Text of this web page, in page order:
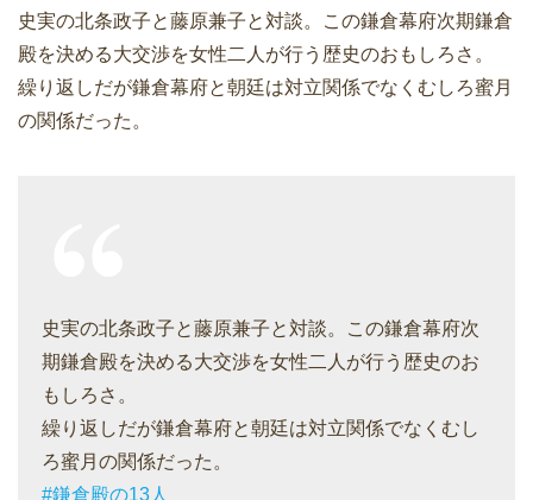
史実の北条政子と藤原兼子と対談。この鎌倉幕府次期鎌倉
殿を決める大交渉を女性二人が行う歴史のおもしろさ。
繰り返しだが鎌倉幕府と朝廷は対立関係でなくむしろ蜜月
の関係だった。
史実の北条政子と藤原兼子と対談。この鎌倉幕府次
期鎌倉殿を決める大交渉を女性二人が行う歴史のお
もしろさ。
繰り返しだが鎌倉幕府と朝廷は対立関係でなくむし
ろ蜜月の関係だった。
#鎌倉殿の13人